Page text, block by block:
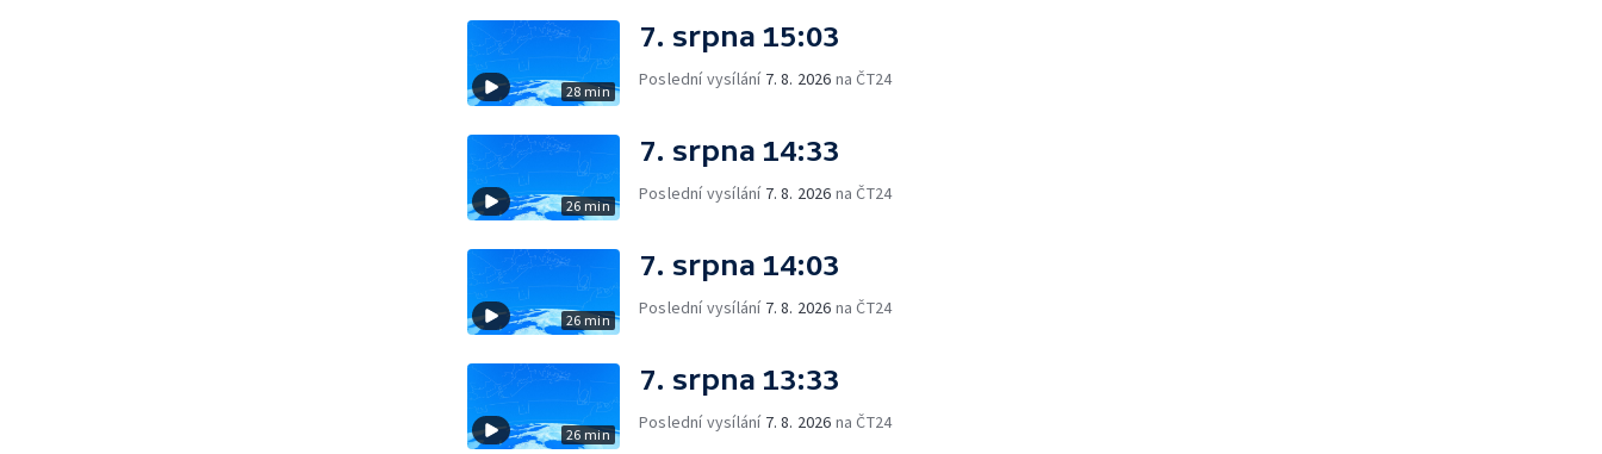
28 min
7. srpna 15:03
Poslední vysílání 7. 8. 2026 na ČT24
26 min
7. srpna 14:33
Poslední vysílání 7. 8. 2026 na ČT24
26 min
7. srpna 14:03
Poslední vysílání 7. 8. 2026 na ČT24
26 min
7. srpna 13:33
Poslední vysílání 7. 8. 2026 na ČT24